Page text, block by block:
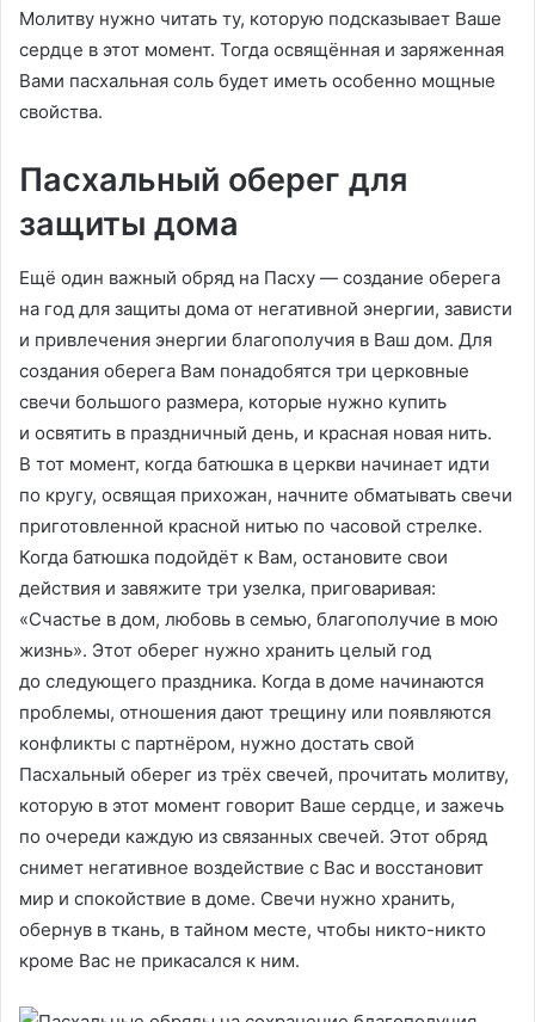
Молитву нужно читать ту, которую подсказывает Ваше
сердце в этот момент. Тогда освящённая и заряженная
Вами пасхальная соль будет иметь особенно мощные
свойства.
Пасхальный оберег для
защиты дома
Ещё один важный обряд на Пасху — создание оберега
на год для защиты дома от негативной энергии, зависти
и привлечения энергии благополучия в Ваш дом. Для
создания оберега Вам понадобятся три церковные
свечи большого размера, которые нужно купить
и освятить в праздничный день, и красная новая нить.
В тот момент, когда батюшка в церкви начинает идти
по кругу, освящая прихожан, начните обматывать свечи
приготовленной красной нитью по часовой стрелке.
Когда батюшка подойдёт к Вам, остановите свои
действия и завяжите три узелка, приговаривая:
«Счастье в дом, любовь в семью, благополучие в мою
жизнь». Этот оберег нужно хранить целый год
до следующего праздника. Когда в доме начинаются
проблемы, отношения дают трещину или появляются
конфликты с партнёром, нужно достать свой
Пасхальный оберег из трёх свечей, прочитать молитву,
которую в этот момент говорит Ваше сердце, и зажечь
по очереди каждую из связанных свечей. Этот обряд
снимет негативное воздействие с Вас и восстановит
мир и спокойствие в доме. Свечи нужно хранить,
обернув в ткань, в тайном месте, чтобы никто-никто
кроме Вас не прикасался к ним.